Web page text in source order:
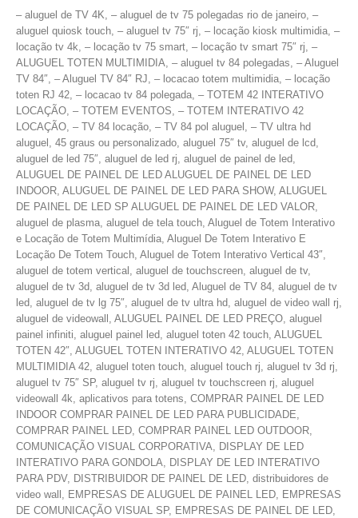
– aluguel de TV 4K, – aluguel de tv 75 polegadas rio de janeiro, –
aluguel quiosk touch, – aluguel tv 75″ rj, – locação kiosk multimidia, –
locação tv 4k, – locação tv 75 smart, – locação tv smart 75″ rj, –
ALUGUEL TOTEN MULTIMIDIA, – aluguel tv 84 polegadas, – Aluguel
TV 84″, – Aluguel TV 84″ RJ, – locacao totem multimidia, – locação
toten RJ 42, – locacao tv 84 polegada, – TOTEM 42 INTERATIVO
LOCAÇÃO, – TOTEM EVENTOS, – TOTEM INTERATIVO 42
LOCAÇÃO, – TV 84 locação, – TV 84 pol aluguel, – TV ultra hd
aluguel, 45 graus ou personalizado, aluguel 75″ tv, aluguel de lcd,
aluguel de led 75″, aluguel de led rj, aluguel de painel de led,
ALUGUEL DE PAINEL DE LED ALUGUEL DE PAINEL DE LED
INDOOR, ALUGUEL DE PAINEL DE LED PARA SHOW, ALUGUEL
DE PAINEL DE LED SP ALUGUEL DE PAINEL DE LED VALOR,
aluguel de plasma, aluguel de tela touch, Aluguel de Totem Interativo
e Locação de Totem Multimídia, Aluguel De Totem Interativo E
Locação De Totem Touch, Aluguel de Totem Interativo Vertical 43″,
aluguel de totem vertical, aluguel de touchscreen, aluguel de tv,
aluguel de tv 3d, aluguel de tv 3d led, Aluguel de TV 84, aluguel de tv
led, aluguel de tv lg 75″, aluguel de tv ultra hd, aluguel de video wall rj,
aluguel de videowall, ALUGUEL PAINEL DE LED PREÇO, aluguel
painel infiniti, aluguel painel led, aluguel toten 42 touch, ALUGUEL
TOTEN 42″, ALUGUEL TOTEN INTERATIVO 42, ALUGUEL TOTEN
MULTIMIDIA 42, aluguel toten touch, aluguel touch rj, aluguel tv 3d rj,
aluguel tv 75″ SP, aluguel tv rj, aluguel tv touchscreen rj, aluguel
videowall 4k, aplicativos para totens, COMPRAR PAINEL DE LED
INDOOR COMPRAR PAINEL DE LED PARA PUBLICIDADE,
COMPRAR PAINEL LED, COMPRAR PAINEL LED OUTDOOR,
COMUNICAÇÃO VISUAL CORPORATIVA, DISPLAY DE LED
INTERATIVO PARA GONDOLA, DISPLAY DE LED INTERATIVO
PARA PDV, DISTRIBUIDOR DE PAINEL DE LED, distribuidores de
video wall, EMPRESAS DE ALUGUEL DE PAINEL LED, EMPRESAS
DE COMUNICAÇÃO VISUAL SP, EMPRESAS DE PAINEL DE LED,